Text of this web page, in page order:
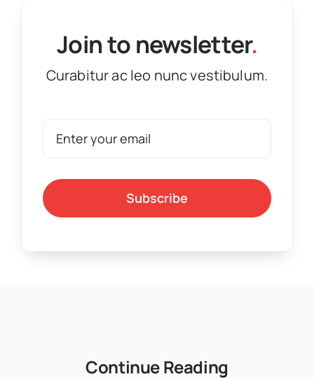
Join to newsletter.
Curabitur ac leo nunc vestibulum.
Subscribe
Continue Reading